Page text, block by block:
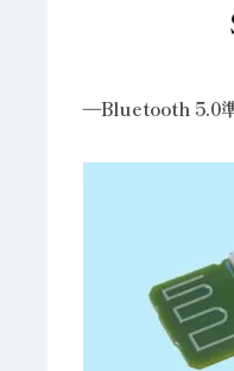
―Bluetooth 5.0